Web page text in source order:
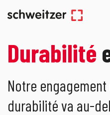
Durabilité
Notre
durabilité va au-